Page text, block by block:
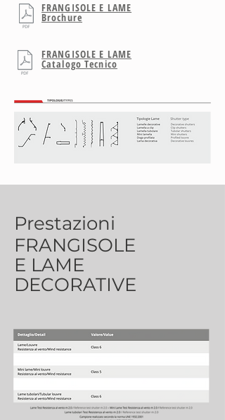
FRANGISOLE E LAME
Brochure
FRANGISOLE E LAME
Catalogo Tecnico
FRANGISOLE
E LAME
DECORATIVE
Prestazioni